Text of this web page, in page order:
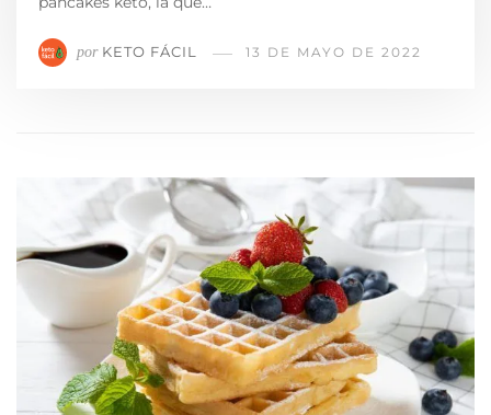
por KETO FÁCIL 13 DE MAYO DE 2022